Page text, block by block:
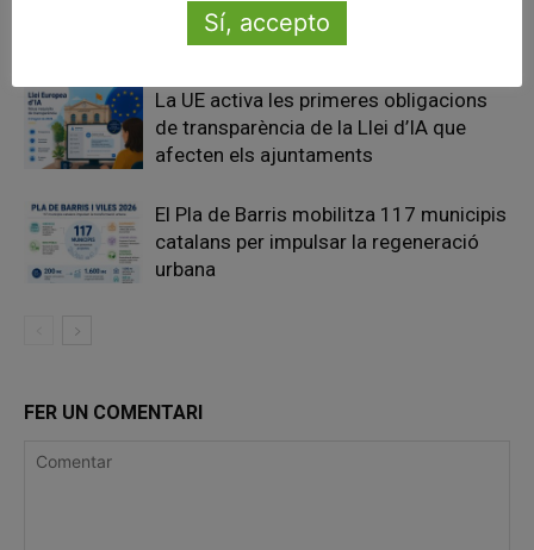
habitatges d’ús turístic per preservar
l’autonomia municipal
La UE activa les primeres obligacions
de transparència de la Llei d’IA que
afecten els ajuntaments
El Pla de Barris mobilitza 117 municipis
catalans per impulsar la regeneració
urbana
FER UN COMENTARI
Sí, accepto